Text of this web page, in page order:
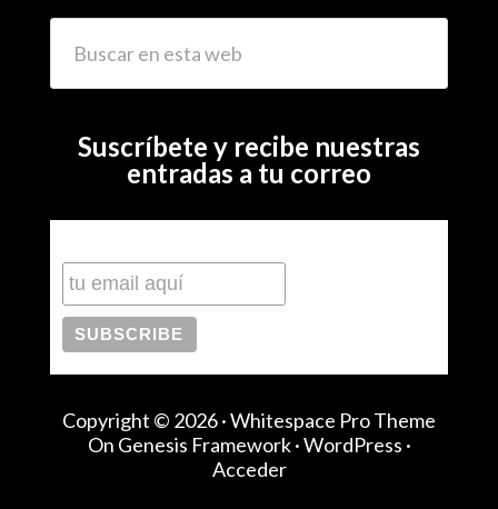
Suscríbete y recibe nuestras
entradas a tu correo
Copyright © 2026 ·Whitespace Pro Theme
On Genesis Framework·WordPress ·
Acceder